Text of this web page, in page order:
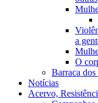
a
O
Barraca
Notícias
Acervo,